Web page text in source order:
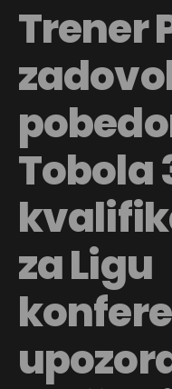
Trener
Tobola
za Ligu